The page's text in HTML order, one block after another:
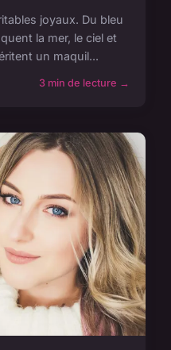
joyaux. Du bleu
la mer, le ciel et
un maquil...
3 min de lecture →